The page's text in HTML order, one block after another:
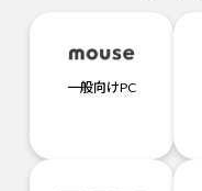
一般向けPC